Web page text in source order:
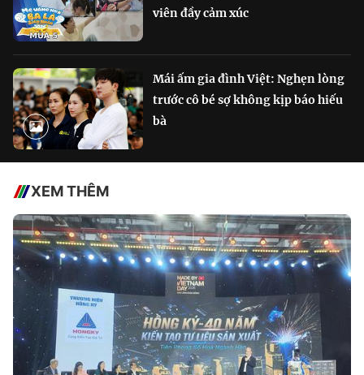
viên đầy cảm xúc
Mái ấm gia đình Việt: Nghẹn lòng
trước cô bé sợ không kịp báo hiếu
bà
XEM THÊM